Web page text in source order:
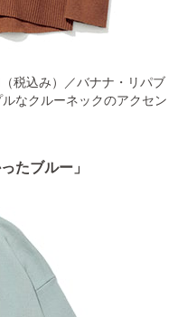
税込み）／バナナ・リパブ
なクルーネックのアクセン
たブルー」